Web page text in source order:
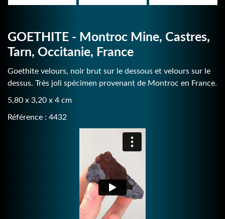
GOETHITE - Montroc Mine, Castres,
Tarn, Occitanie, France
Goethite velours, noir brut sur le dessous et velours sur le
dessus. Très joli spécimen provenant de Montroc en France.
5,80 x 3,20 x 4 cm
Référence : 4432